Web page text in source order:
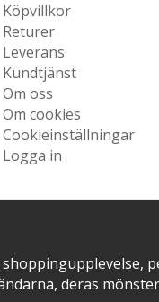
Köpvillkor
Returer
Leverans
Kundtjänst
Om oss
Om cookies
Cookieinställningar
Logga in
deras